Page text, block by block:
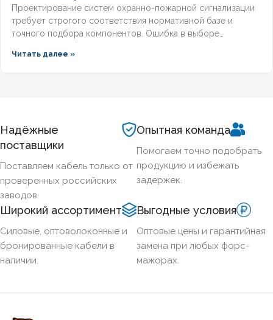
Проектирование систем охранно-пожарной сигнализации
требует строгого соответствия нормативной базе и
точного подбора компонентов. Ошибка в выборе
задымлении или массовым ложным срабатываниям из-за
Читать далее »
Надёжные
поставщики
Поставляем кабель только от
проверенных российских
заводов.
Опытная команда
Помогаем точно подобрать
продукцию и избежать
задержек.
Широкий ассортимент
Силовые, оптоволоконные и
бронированные кабели в
наличии.
Выгодные условия
Оптовые цены и гарантийная
замена при любых форс-
мажорах.